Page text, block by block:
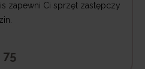
zapewni Ci sprzęt zastępczy
75